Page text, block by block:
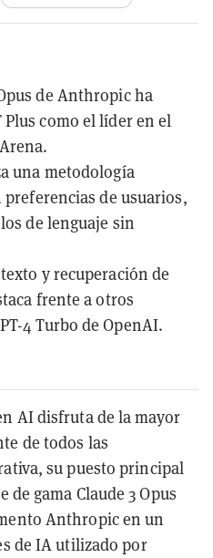
de Anthropic ha
Plus como el líder en el
una metodología
preferencias de usuarios,
de lenguaje sin
y recuperación de
frente a otros
4 Turbo de OpenAI.
AI disfruta de la mayor
de todos las
su puesto principal
gama Claude 3 Opus
Anthropic en un
de IA utilizado por